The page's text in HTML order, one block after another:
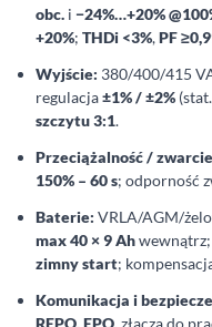
obc. i −24%…+20%
+20%; THDi <3%,PF
Wyjście: 380/400/415
regulacja±1% / ±2%
szczytu 3:1.
Przeciążalność /
150% – 60 s; odporność
Baterie: VRLA/AGM/
max 40 × 9 Ahwewnątrz;
zimny start;
Komunikacja i
REPO, EPO, złącza do